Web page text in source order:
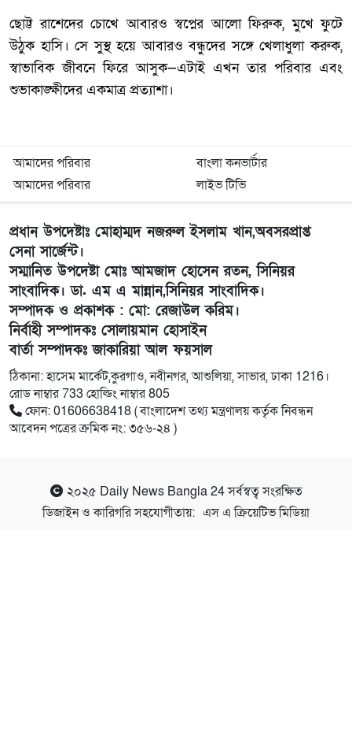
ছোট্ট রাশেদের চোখে আবারও স্বপ্নের আলো ফিরুক, মুখে ফুটে
উঠুক হাসি। সে সুস্থ হয়ে আবারও বন্ধুদের সঙ্গে খেলাধুলা করুক,
স্বাভাবিক জীবনে ফিরে আসুক—এটাই এখন তার পরিবার এবং
শুভাকাঙ্ক্ষীদের একমাত্র প্রত্যাশা।
আমাদের পরিবার
বাংলা কনভার্টার
আমাদের পরিবার
লাইভ টিভি
প্রধান উপদেষ্টাঃ মোহাম্মদ নজরুল ইসলাম খান,অবসরপ্রাপ্ত
সেনা সার্জেন্ট।
সম্মানিত উপদেষ্টা মোঃ আমজাদ হোসেন রতন, সিনিয়র
সাংবাদিক। ডা. এম এ মান্নান,সিনিয়র সাংবাদিক।
সম্পাদক ও প্রকাশক : মো: রেজাউল করিম।
নির্বাহী সম্পাদকঃ সোলায়মান হোসাইন
বার্তা সম্পাদকঃ জাকারিয়া আল ফয়সাল
ঠিকানা: হাসেম মার্কেট,কুরগাও, নবীনগর, আশুলিয়া, সাভার, ঢাকা 1216।
রোড নাম্বার 733 হোল্ডিং নাম্বার 805
ফোন: 01606638418 ( বাংলাদেশ তথ্য মন্ত্রণালয় কর্তৃক নিবন্ধন
আবেদন পত্রের ক্রমিক নং: ৩৫৬-২৪ )
২০২৫ Daily News Bangla 24সর্বস্বত্ব সংরক্ষিত
ডিজাইন ও কারিগরি সহযোগীতায়: এস এ ক্রিয়েটিভ মিডিয়া